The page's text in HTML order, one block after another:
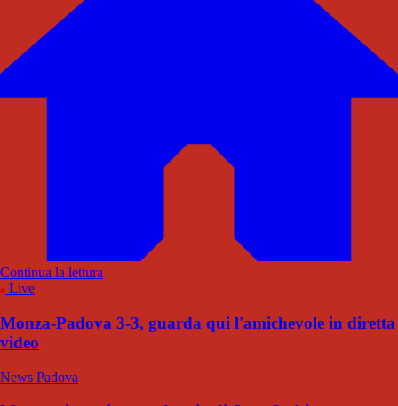
Continua la lettura
Live
Monza-Padova 3-3, guarda qui l'amichevole in diretta
video
News Padova